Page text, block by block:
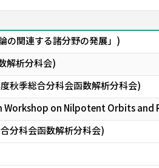
の関連する諸分野の発展」)
解析分科会)
秋季総合分科会函数解析分科会)
on Nilpotent Orbits and
分科会函数解析分科会)